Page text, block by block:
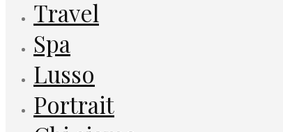
Travel
Spa
Lusso
Portrait